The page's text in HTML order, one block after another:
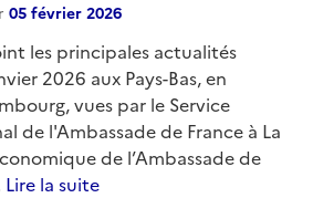
05 février 2026
les principales actualités
2026 aux Pays-Bas, en
vues par le Service
de l'Ambassade de France à La
de l’Ambassade de
Lire la suite